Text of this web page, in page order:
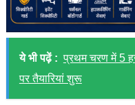
ये भी पढ़ें : प्रथम चरण में 5
पर तैयारियां शुरू